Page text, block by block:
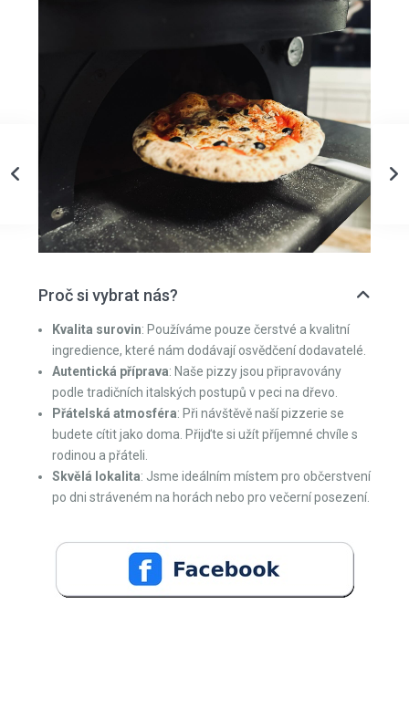
Proč si vybrat nás?
Kvalita surovin: Používáme pouze čerstvé a kvalitní
ingredience, které nám dodávají osvědčení dodavatelé.
Autentická příprava: Naše pizzy jsou připravovány
podle tradičních italských postupů v peci na dřevo.
Přátelská atmosféra: Při návštěvě naší pizzerie se
budete cítit jako doma. Přijďte si užít příjemné chvíle s
rodinou a přáteli.
Skvělá lokalita: Jsme ideálním místem pro občerstvení
po dni stráveném na horách nebo pro večerní posezení.